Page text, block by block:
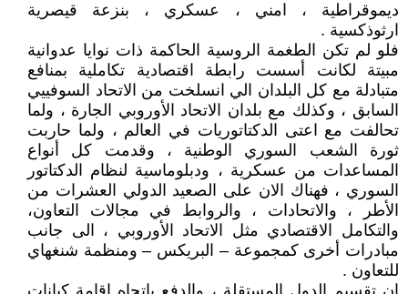
ديموقراطية ، امني ، عسكري ، بنزعة قيصرية
ارثوذكسية .
فلو لم تكن الطغمة الروسية الحاكمة ذات نوايا عدوانية
مبيتة لكانت أسست رابطة اقتصادية تكاملية بمنافع
متبادلة مع كل البلدان الي انسلخت من الاتحاد السوفييي
السابق ، وكذلك مع بلدان الاتحاد الأوروبي الجارة ، ولما
تحالفت مع اعتى الدكتاتوريات في العالم ، ولما حاربت
ثورة الشعب السوري الوطنية ، وقدمت كل أنواع
المساعدات من عسكرية ، ودبلوماسية لنظام الدكتاتور
السوري ، فهناك الان على الصعيد الدولي العشرات من
الأطر ، والاتحادات ، والروابط في مجالات التعاون،
والتكامل الاقتصادي مثل الاتحاد الأوروبي ، الى جانب
مبادرات أخرى كمجموعة – البريكس – ومنظمة شنغهاي
للتعاون .